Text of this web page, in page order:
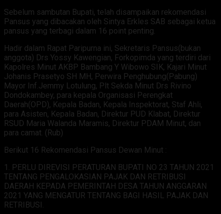
Sebelum sambutan Bupati, telah disampaikan rekomendasi
Pansus yang dibacakan oleh Sintya Erkles SAB sebagai ketua
pansus yang terbagi dalam 16 point penting.
Hadir dalam Rapat Paripurna ini, Sekretaris Pansus(bukan
anggota) Drs Yossy Kawengian, Forkopimda yang terdiri dari
Kapolres Minut AKBP Bambang Y Wibowo SIK, Kajari Minut
Johanis Prasetyo SH MH, Perwira Penghubung(Pabung)
Mayor Inf.Jemmy Lotulung, Plt Sekda Minut Drs Rivino
Dondokambey, para kepala Organisasi Perengkat
Daerah(OPD), Kepala Badan, Kepala Inspektorat, Staf Ahli,
para Asisten, Kepala Badan, Direktur PUD Klabat, Direktur
RSUD Maria Walanda Maramis, Direktur PDAM Minut, dan
para camat. (Rub)
Berikut 16 Rekomendasi Pansus Dewan Minut :
1. PERLU DIREVISI PERATURAN BUPATI NO 23 TAHUN 2021
TENTANG PENGALOKASIAN PAJAK DAN RETRIBUSI
DAERAH KEPADA PEMERINTAH DESA TAHUN ANGGARAN
2021 YANG MENGATUR TENTANG BAGI HASIL PAJAK DAN
RETRIBUSI.